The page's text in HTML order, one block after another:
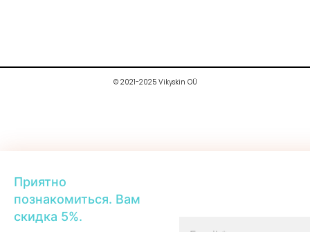
Приятно
познакомиться. Вам
скидка 5%.
© 2021-2025 Vikyskin OÜ